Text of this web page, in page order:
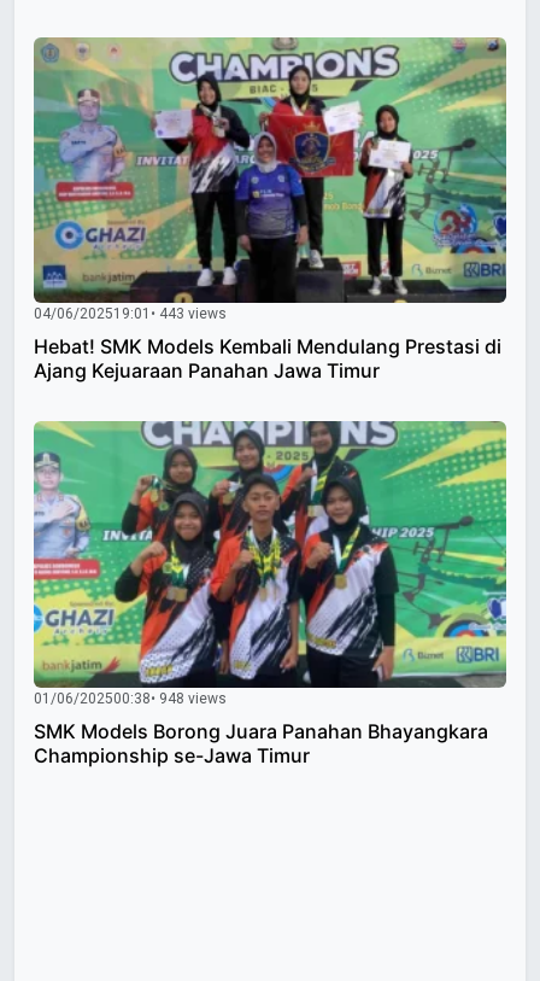
04/06/202519:01 • 443 views
Hebat! SMK Models Kembali Mendulang Prestasi di
Ajang Kejuaraan Panahan Jawa Timur
01/06/202500:38• 948 views
SMK Models Borong Juara Panahan Bhayangkara
Championship se-Jawa Timur